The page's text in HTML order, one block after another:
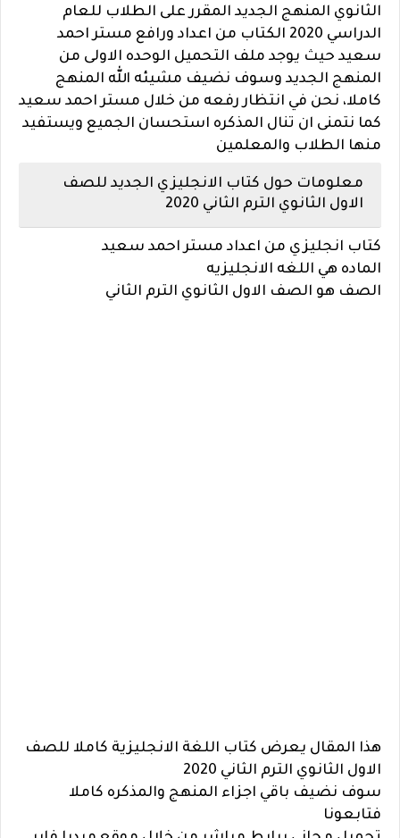
الثانوي المنهج الجديد المقرر على الطلاب للعام
الدراسي 2020 الكتاب من اعداد ورافع مستر احمد
سعيد حيث يوجد ملف التحميل الوحده الاولى من
المنهج الجديد وسوف نضيف مشيئه الله المنهج
كاملا، نحن في انتظار رفعه من خلال مستر احمد سعيد
كما نتمنى ان تنال المذكره استحسان الجميع ويستفيد
منها الطلاب والمعلمين
معلومات حول كتاب الانجليزي الجديد للصف
الاول الثانوي الترم الثاني 2020
كتاب انجليزي من اعداد مستر احمد سعيد
الماده هي اللغه الانجليزيه
الصف هو الصف الاول الثانوي الترم الثاني
هذا المقال يعرض كتاب اللغة الانجليزية كاملا للصف
الاول الثانوي الترم الثاني 2020
سوف نضيف باقي اجزاء المنهج والمذكره كاملا
فتابعونا